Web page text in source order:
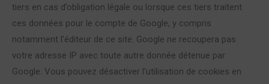
tiers en cas d’obligation légale ou lorsque ces tiers traitent
ces données pour le compte de Google, y compris
notamment l’éditeur de ce site. Google ne recoupera pas
votre adresse IP avec toute autre donnée détenue par
Google. Vous pouvez désactiver l’utilisation de cookies en